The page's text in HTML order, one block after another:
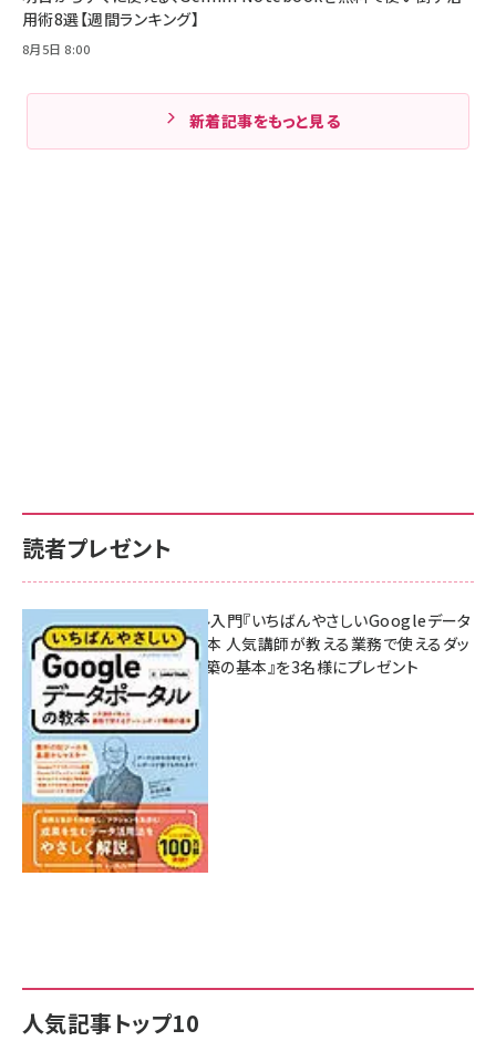
用術8選【週間ランキング】
8月5日 8:00
新着記事をもっと見る
人気記事トップ10
読者プレゼント
無料BIツール入門『いちばんやさしいGoogleデータ
ポータルの教本 人気講師が教える業務で使えるダッ
シュボード構築の基本』を3名様にプレゼント
7月31日 10:00